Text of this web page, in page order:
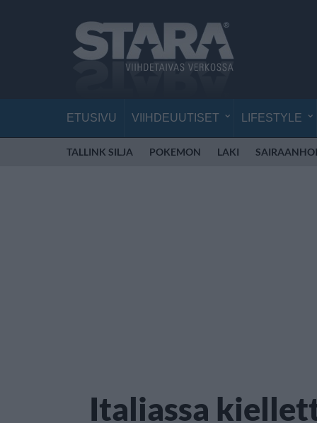
ETUSIVU VIIHDEUUTISET LIFESTYLE
TALLINK SILJA POKEMON LAKI
Italiassa